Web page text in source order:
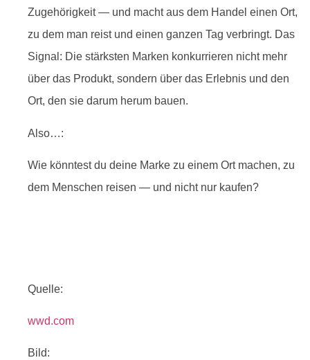
Zugehörigkeit — und macht aus dem Handel einen Ort,
zu dem man reist und einen ganzen Tag verbringt. Das
Signal: Die stärksten Marken konkurrieren nicht mehr
über das Produkt, sondern über das Erlebnis und den
Ort, den sie darum herum bauen.
Also…:
Wie könntest du deine Marke zu einem Ort machen, zu
dem Menschen reisen — und nicht nur kaufen?
Quelle:
wwd.com
Bild: